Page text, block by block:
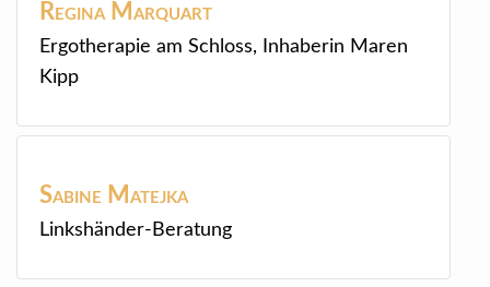
Regina Marquart
Ergotherapie am Schloss, Inhaberin Maren
Kipp
Sabine Matejka
Linkshänder-Beratung